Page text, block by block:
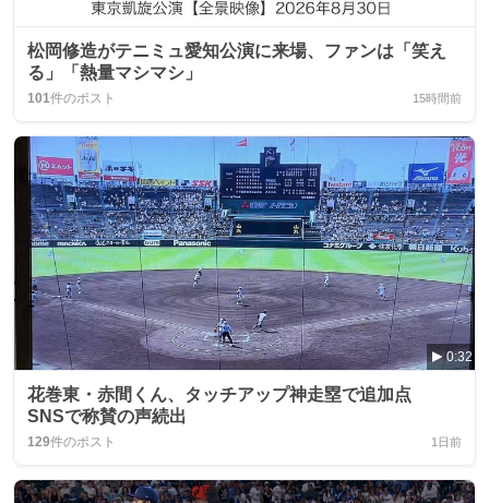
松岡修造がテニミュ愛知公演に来場、ファンは「笑え
る」「熱量マシマシ」
101件のポスト 15時間前
0:32
花巻東・赤間くん、タッチアップ神走塁で追加点
SNSで称賛の声続出
129件のポスト 1日前